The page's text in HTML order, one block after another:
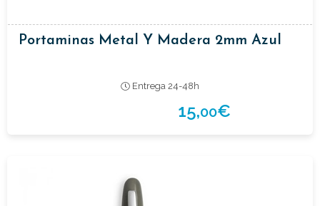
Portaminas Metal Y Madera 2mm Azul
Entrega 24-48h
15,00€